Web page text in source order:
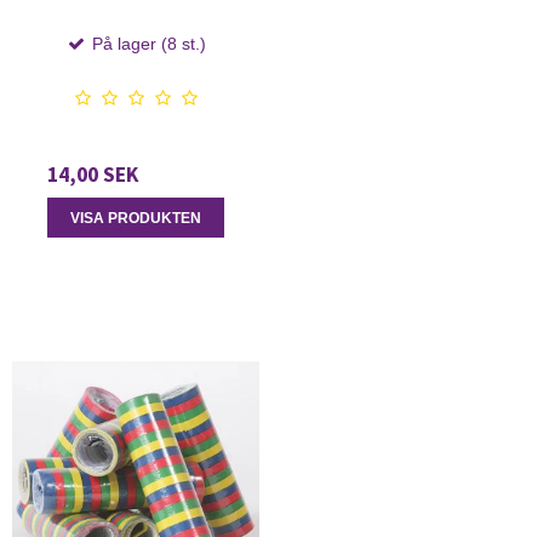
På lager (8 st.)
14,00 SEK
VISA PRODUKTEN